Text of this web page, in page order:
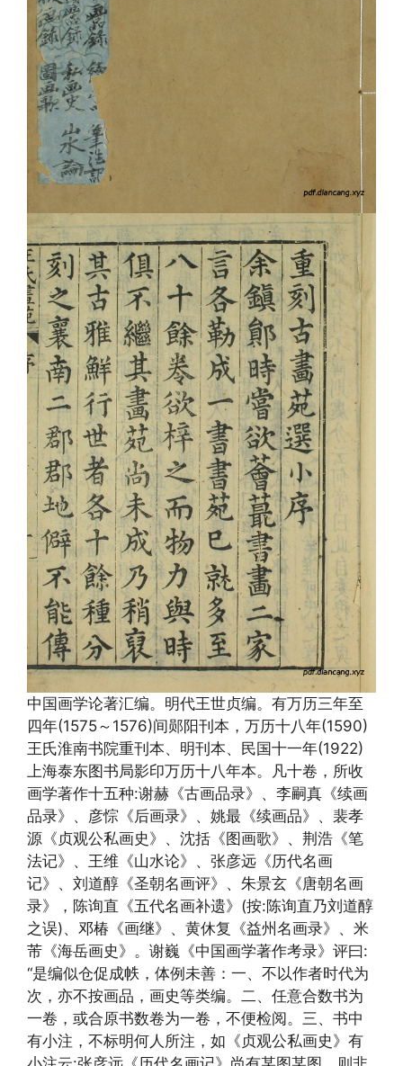
中国画学论著汇编。明代王世贞编。有万历三年至
四年(1575～1576)间郧阳刊本，万历十八年(1590)
王氏淮南书院重刊本、明刊本、民国十一年(1922)
上海泰东图书局影印万历十八年本。凡十卷，所收
画学著作十五种:谢赫《古画品录》、李嗣真《续画
品录》、彦悰《后画录》、姚最《续画品》、裴孝
源《贞观公私画史》、沈括《图画歌》、荆浩《笔
法记》、王维《山水论》、张彦远《历代名画
记》、刘道醇《圣朝名画评》、朱景玄《唐朝名画
录》，陈询直《五代名画补遗》(按:陈询直乃刘道醇
之误)、邓椿《画继》、黄休复《益州名画录》、米
芾《海岳画史》。谢巍《中国画学著作考录》评曰:
“是编似仓促成帙，体例未善：一、不以作者时代为
次，亦不按画品，画史等类编。二、任意合数书为
一卷，或合原书数卷为一卷，不便检阅。三、书中
有小注，不标明何人所注，如《贞观公私画史》有